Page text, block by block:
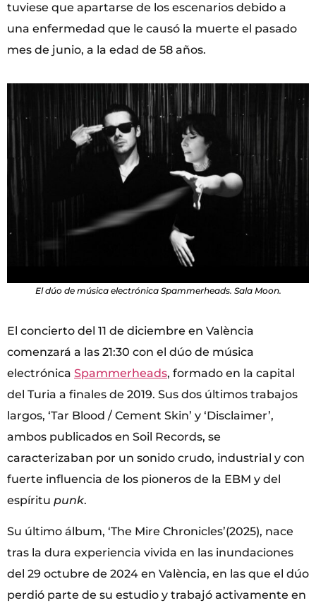
tuviese que apartarse de los escenarios debido a
una enfermedad que le causó la muerte el pasado
mes de junio, a la edad de 58 años.
El dúo de música electrónica Spammerheads. Sala Moon.
El concierto del 11 de diciembre en València
comenzará a las 21:30 con el dúo de música
electrónica Spammerheads, formado en la capital
del Turia a finales de 2019. Sus dos últimos trabajos
largos, ‘Tar Blood / Cement Skin’ y ‘Disclaimer’,
ambos publicados en Soil Records, se
caracterizaban por un sonido crudo, industrial y con
fuerte influencia de los pioneros de la EBM y del
espíritu punk.
Su último álbum, ‘The Mire Chronicles’(2025), nace
tras la dura experiencia vivida en las inundaciones
del 29 octubre de 2024 en València, en las que el dúo
perdió parte de su estudio y trabajó activamente en